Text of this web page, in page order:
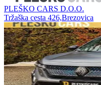
PLEŠKO CARS D.O.O.
Tržaška cesta 426,Brezovica